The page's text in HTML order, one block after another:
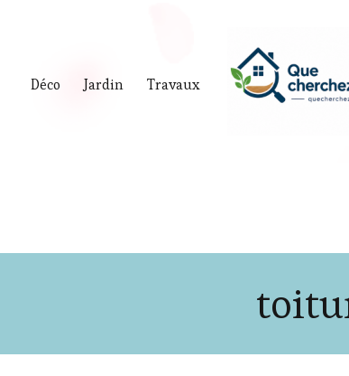
Déco Jardin Travaux